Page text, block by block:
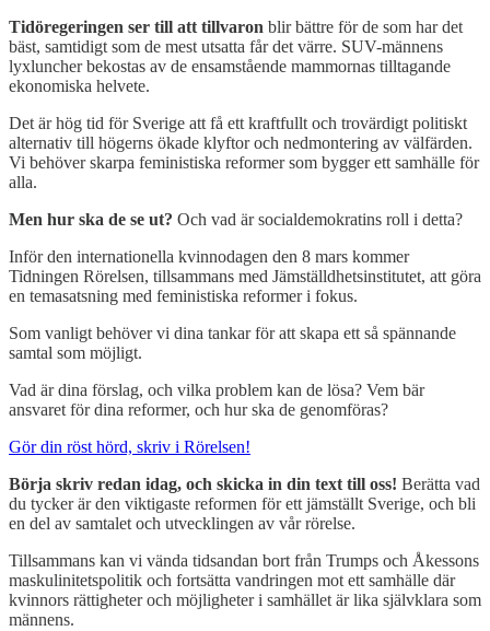
Tidöregeringen ser till att tillvaron blir bättre för de som har det
bäst, samtidigt som de mest utsatta får det värre. SUV-männens
lyxluncher bekostas av de ensamstående mammornas tilltagande
ekonomiska helvete.
Det är hög tid för Sverige att få ett kraftfullt och trovärdigt politiskt
alternativ till högerns ökade klyftor och nedmontering av välfärden.
Vi behöver skarpa feministiska reformer som bygger ett samhälle för
alla.
Men hur ska de se ut? Och vad är socialdemokratins roll i detta?
Inför den internationella kvinnodagen den 8 mars kommer
Tidningen Rörelsen, tillsammans med Jämställdhetsinstitutet, att göra
en temasatsning med feministiska reformer i fokus.
Som vanligt behöver vi dina tankar för att skapa ett så spännande
samtal som möjligt.
Vad är dina förslag, och vilka problem kan de lösa? Vem bär
ansvaret för dina reformer, och hur ska de genomföras?
Gör din röst hörd, skriv i Rörelsen!
Börja skriv redan idag, och skicka in din text till oss! Berätta vad
du tycker är den viktigaste reformen för ett jämställt Sverige, och bli
en del av samtalet och utvecklingen av vår rörelse.
Tillsammans kan vi vända tidsandan bort från Trumps och Åkessons
maskulinitetspolitik och fortsätta vandringen mot ett samhälle där
kvinnors rättigheter och möjligheter i samhället är lika självklara som
männens.